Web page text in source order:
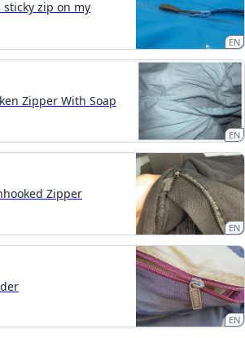
zip on my
EN
Zipper With Soap
EN
Zipper
EN
EN